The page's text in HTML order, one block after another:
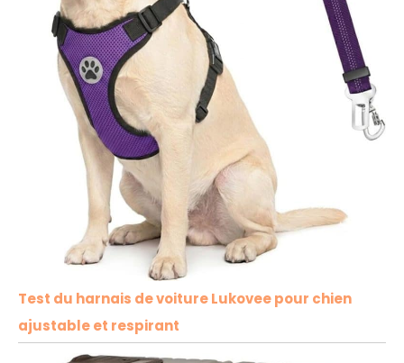
Test du harnais de voiture Lukovee pour chien
ajustable et respirant